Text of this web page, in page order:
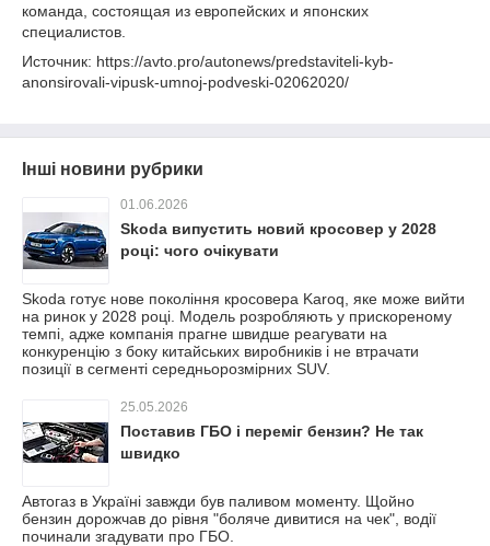
команда, состоящая из европейских и японских
специалистов.
Источник: https://avto.pro/autonews/predstaviteli-kyb-
anonsirovali-vipusk-umnoj-podveski-02062020/
Інші новини рубрики
01.06.2026
Skoda випустить новий кросовер у 2028
році: чого очікувати
Skoda готує нове покоління кросовера Karoq, яке може вийти
на ринок у 2028 році. Модель розробляють у прискореному
темпі, адже компанія прагне швидше реагувати на
конкуренцію з боку китайських виробників і не втрачати
позиції в сегменті середньорозмірних SUV.
25.05.2026
Поставив ГБО і переміг бензин? Не так
швидко
Автогаз в Україні завжди був паливом моменту. Щойно
бензин дорожчав до рівня "боляче дивитися на чек", водії
починали згадувати про ГБО.